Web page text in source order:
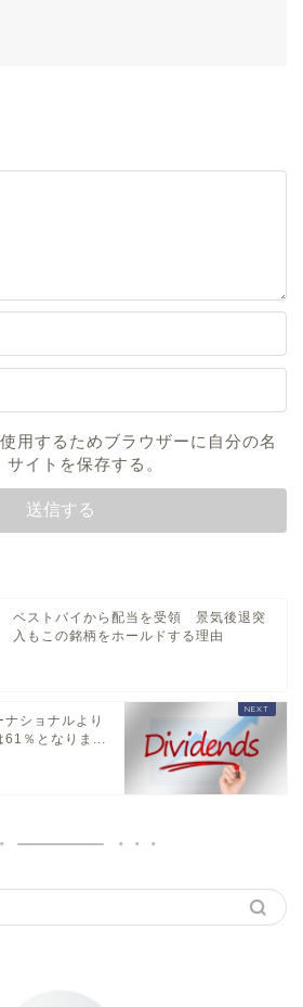
用するためブラウザーに自分の名
イトを保存する。
ベストバイから配当を受領 景気後退突
入もこの銘柄をホールドする理由
ショナルより
％となりま...